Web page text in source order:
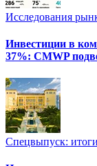
Исследования
Инвестиции в
37%: CMWP
Спецвыпуск: